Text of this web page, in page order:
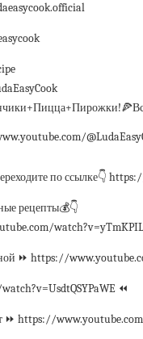
по ссылке👇
рецепты💰👇
⏩ https://
⏪
⏩ https://